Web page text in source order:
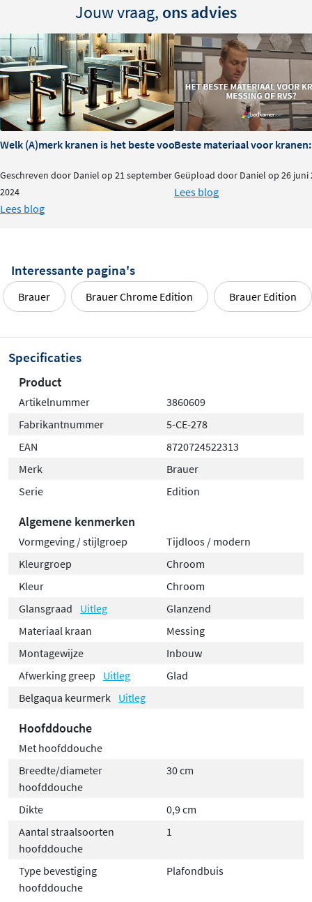
Jouw vraag, ons advies
Welk (A)merk kranen is het beste voor je badkamer?
Geschreven door Daniel op 21 september
2024
Lees blog
Beste materiaal voor kranen:
Geüpload door Daniel op 26 juni
Lees blog
Interessante pagina's
Brauer Brauer Chrome Edition Brauer Edition
Specificaties
Product
Artikelnummer
3860609
Fabrikantnummer
5-CE-278
EAN
8720724522313
Merk
Brauer
Serie
Edition
Algemene kenmerken
Vormgeving / stijlgroep
Tijdloos / modern
Kleurgroep
Chroom
Kleur
Chroom
Glansgraad
Uitleg
Glanzend
Materiaal kraan
Messing
Montagewijze
Inbouw
Afwerking greep
Uitleg
Glad
Belgaqua keurmerk
Uitleg
Hoofddouche
Met hoofddouche
Breedte/diameter
hoofddouche
30 cm
Dikte
0,9 cm
Aantal straalsoorten
hoofddouche
1
Type bevestiging
hoofddouche
Plafondbuis